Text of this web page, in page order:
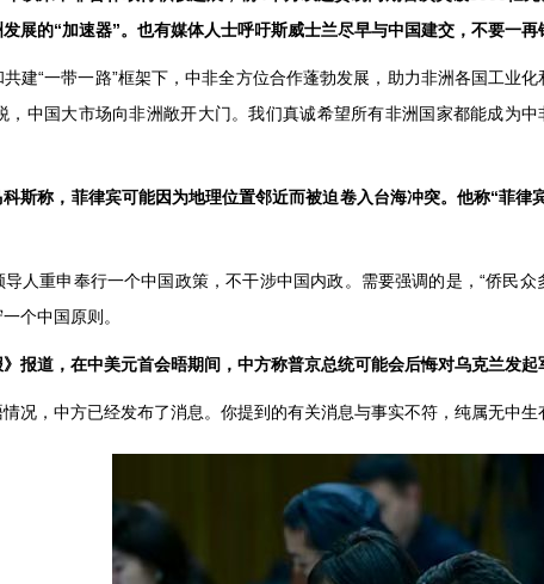
展的“加速器”。也有媒体人士呼吁斯威士兰尽早与中国建交，不要一
建“一带一路”框架下，中非全方位合作蓬勃发展，助力非洲各国工业
，中国大市场向非洲敞开大门。我们真诚希望所有非洲国家都能成为
斯称，菲律宾可能因为地理位置邻近而被迫卷入台海冲突。他称“菲
人重申奉行一个中国政策，不干涉中国内政。需要强调的是，“侨民
个中国原则。
报道，在中美元首会晤期间，中方称普京总统可能会后悔对乌克兰发起
况，中方已经发布了消息。你提到的有关消息与事实不符，纯属无中生